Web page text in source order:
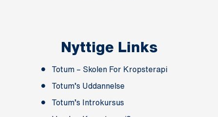
Nyttige Links
Totum – Skolen For Kropsterapi
Totum’s Uddannelse
Totum’s Introkursus